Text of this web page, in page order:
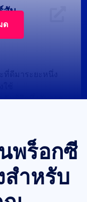
สัน
ที่ดีมาระยะหนึ่ง
ฉันรู้สึกทึ่งกับการ
เวลาหนึ่งเดือน
ายเวลา ขอ
แน่นอน และฉัน
าคต
ด
พร็อกซี
สำหรับ